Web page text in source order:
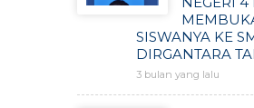
SISWANYA KE
DIRGANTARA
3 bulan yang lalu